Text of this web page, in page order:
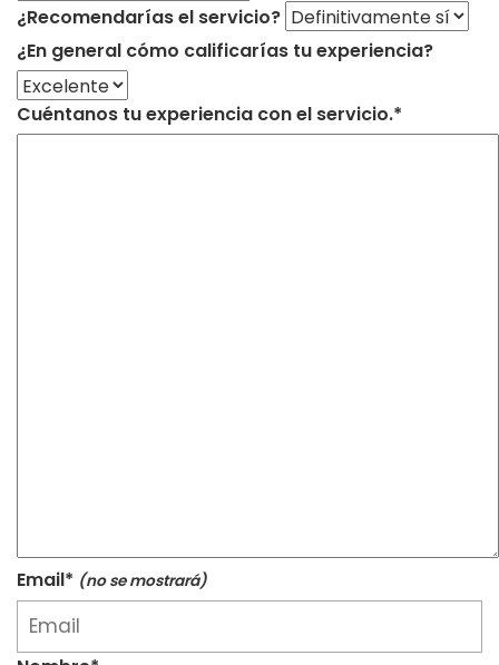
¿Recomendarías el servicio?
¿En general cómo calificarías tu experiencia?
Cuéntanos tu experiencia con el servicio.*
Email* (no se mostrará)